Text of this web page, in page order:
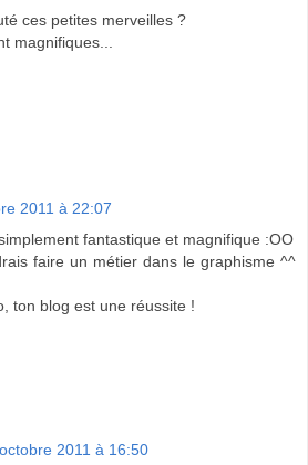
ces petites merveilles ?
magnifiques...
2011 à 22:07
fantastique et magnifique :OO
faire un métier dans le graphisme ^^
ton blog est une réussite !
2011 à 16:50